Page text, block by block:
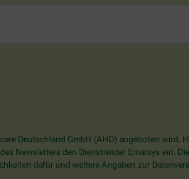
Deutschland GmbH (AHD) angeboten wird.
Newsletters den Dienstleister Emarsys ein.
dafür und weitere Angaben zur